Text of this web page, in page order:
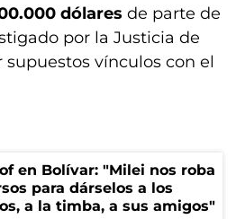
dólares de parte de
por la Justicia de
supuestos vínculos con el
en Bolívar: "Milei nos roba
para dárselos a los
a la timba, a sus amigos"